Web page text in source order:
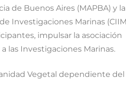
de Buenos Aires (MAPBA) y
Investigaciones Marinas
impulsar la asociación
las Investigaciones Marinas.
Vegetal dependiente